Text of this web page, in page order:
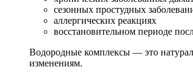
сезонных простудных
аллергических реакциях
восстановительном периоде
Водородные комплексы — это
изменениям.